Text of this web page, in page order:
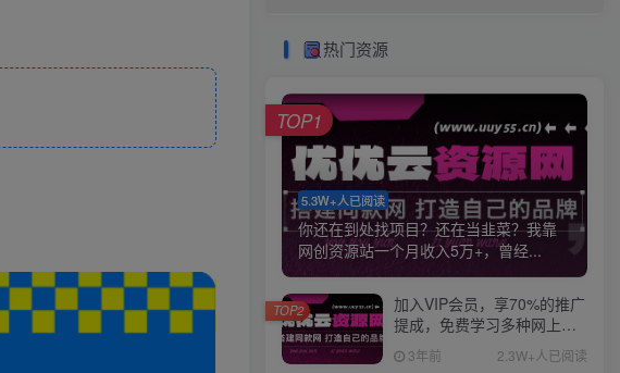
热门资源
5.3W+人已阅读
你还在到处找项目？还在当韭菜？我靠
网创资源站一个月收入5万+，曾经...
TOP1
加入VIP会员，享70%的推广
提成，免费学习多种网上创
业课程，菜鸟秒变大神！
3年前 2.3W+人已阅读
TOP2